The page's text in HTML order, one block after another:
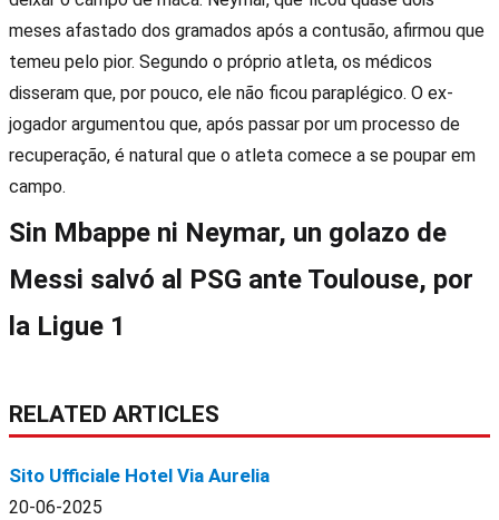
meses afastado dos gramados após a contusão, afirmou que
temeu pelo pior. Segundo o próprio atleta, os médicos
disseram que, por pouco, ele não ficou paraplégico. O ex-
jogador argumentou que, após passar por um processo de
recuperação, é natural que o atleta comece a se poupar em
campo.
Sin Mbappe ni Neymar, un golazo de
Messi salvó al PSG ante Toulouse, por
la Ligue 1
RELATED ARTICLES
Sito Ufficiale Hotel Via Aurelia
20-06-2025